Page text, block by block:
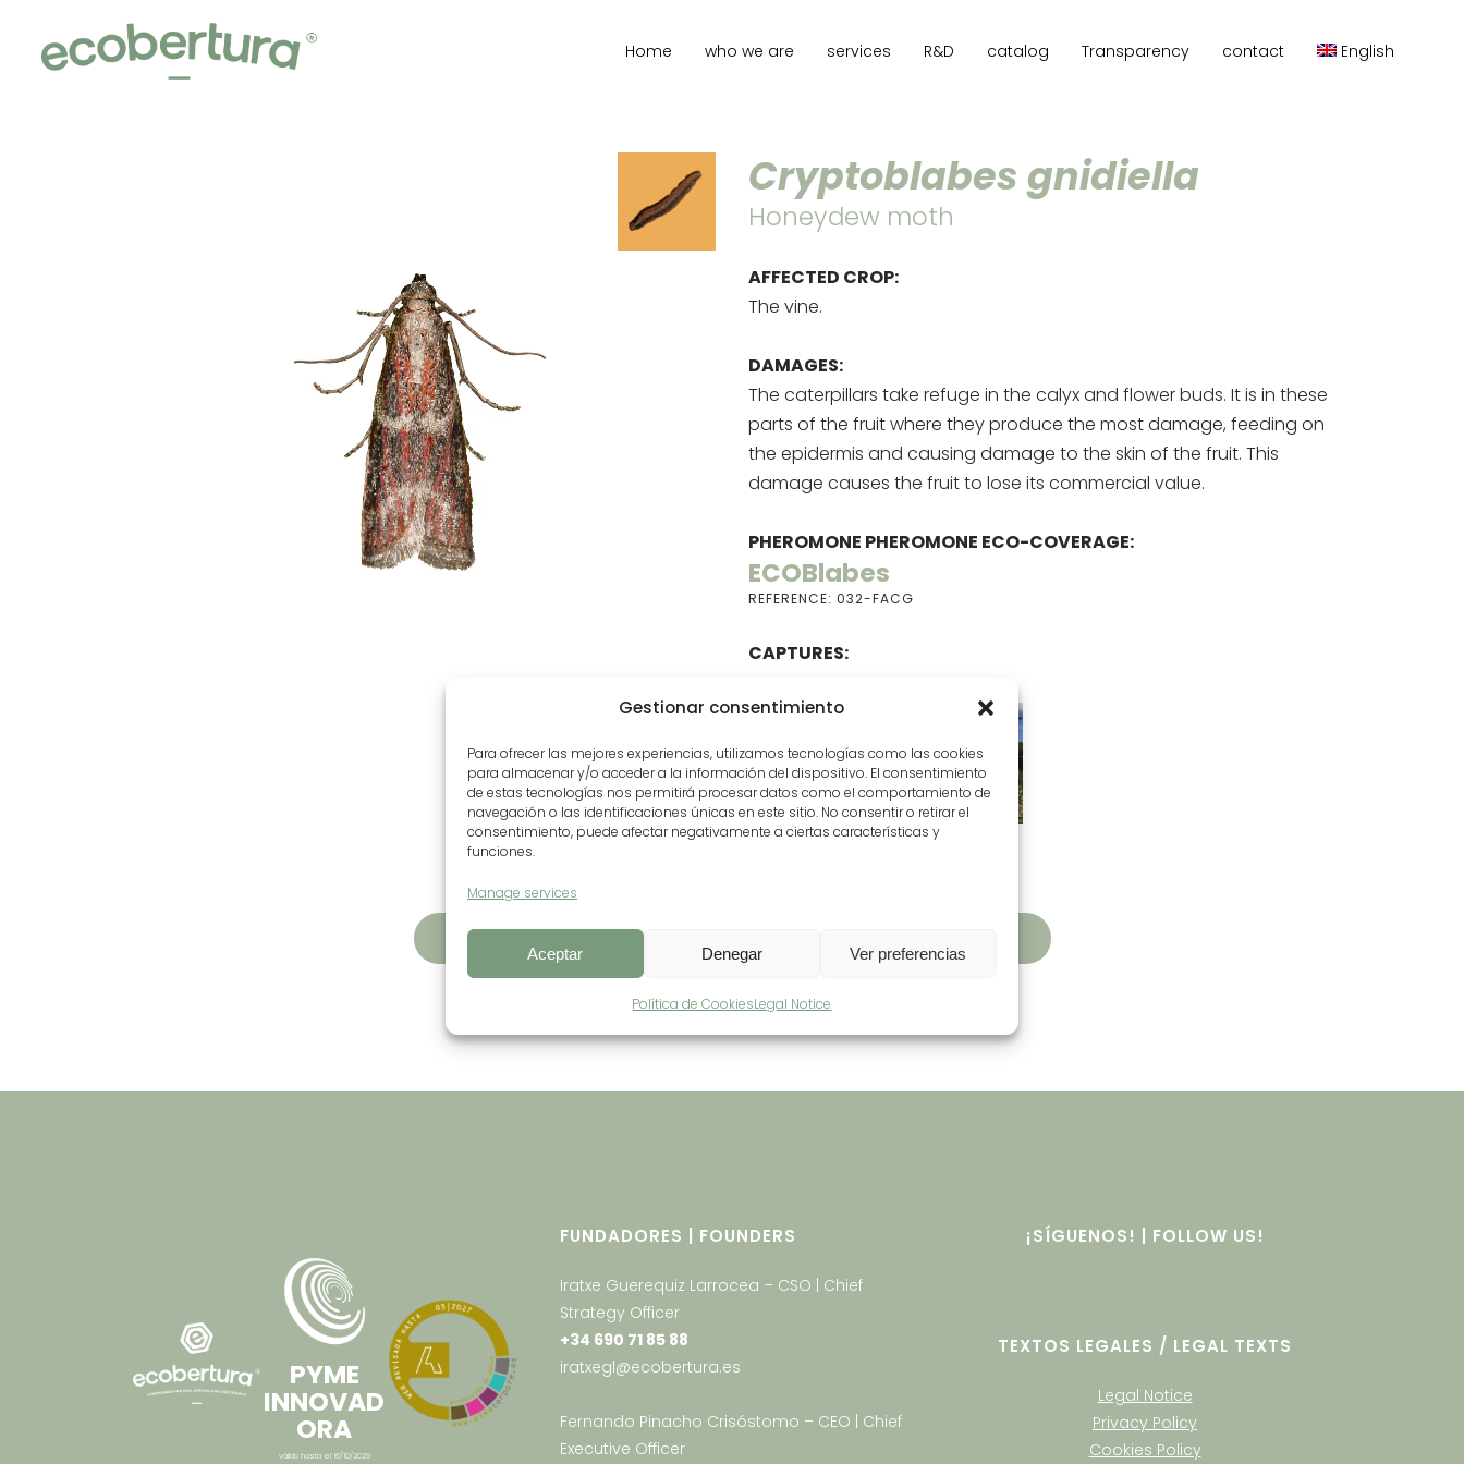
Gestionar consentimiento
Para ofrecer las mejores experiencias, utilizamos tecnologías como las cookies
para almacenar y/o acceder a la información del dispositivo. El consentimiento
de estas tecnologías nos permitirá procesar datos como el comportamiento de
navegación o las identificaciones únicas en este sitio. No consentir o retirar el
consentimiento, puede afectar negativamente a ciertas características y
funciones.
Manage services
Aceptar Denegar Ver preferencias
Política de CookiesLegal Notice
Home who we are services R&D catalog Transparency contact English
Cryptoblabes gnidiella
Honeydew moth
AFFECTED CROP:
The vine.
DAMAGES:
The caterpillars take refuge in the calyx and flower buds. It is in these
parts of the fruit where they produce the most damage, feeding on
the epidermis and causing damage to the skin of the fruit. This
damage causes the fruit to lose its commercial value.
PHEROMONE PHEROMONE ECO-COVERAGE:
ECOBlabes
REFERENCE: 032-FACG
CAPTURES:
DOWNLOAD HERE THE INTERACTIVE CATALOG WITH OUR PRODUCTS
PYME
INNOVAD
ORA
válido hasta el 16/10/2029
FUNDADORES | FOUNDERS
Iratxe Guerequiz Larrocea – CSO | Chief
Strategy Officer
+34 690 71 85 88
iratxegl@ecobertura.es
Fernando Pinacho Crisóstomo – CEO | Chief
Executive Officer
¡SÍGUENOS! | FOLLOW US!
TEXTOS LEGALES / LEGAL TEXTS
Legal Notice
Privacy Policy
Cookies Policy